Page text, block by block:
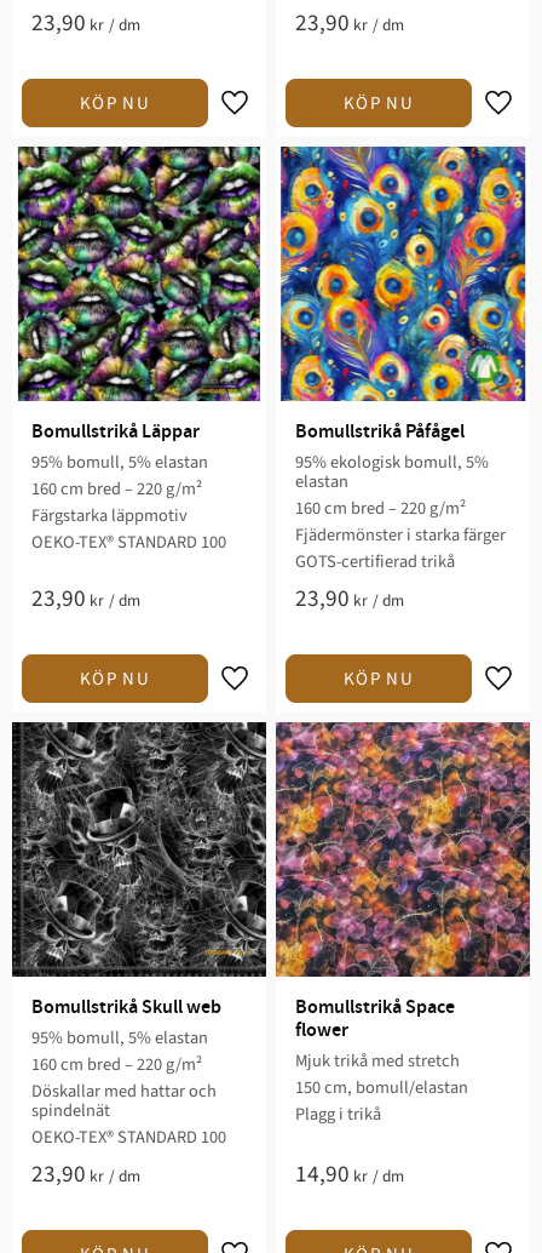
23,90 kr /dm
Lägg till i favoriter
23,90 kr /dm
Bomullstrikå Läppar
95% bomull, 5% elastan
160 cm bred – 220 g/m²
Färgstarka läppmotiv
OEKO-TEX® STANDARD 100
23,90 kr /dm
Lägg till i favoriter
Bomullstrikå Påfågel
95% ekologisk bomull, 5%
elastan
160 cm bred – 220 g/m²
Fjädermönster i starka färger
GOTS-certifierad trikå
23,90 kr /dm
Bomullstrikå Skull web
95% bomull, 5% elastan
160 cm bred – 220 g/m²
Döskallar med hattar och
spindelnät
OEKO-TEX® STANDARD 100
23,90 kr /dm
Bomullstrikå Space
flower
Mjuk trikå med stretch
150 cm, bomull/elastan
Plagg i trikå
14,90 kr /dm